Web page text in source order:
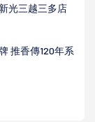
光三越三多店
推香傳120年系